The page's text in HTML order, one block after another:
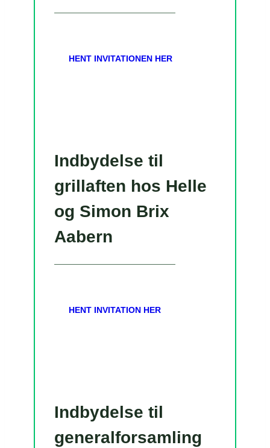
HENT INVITATIONEN HER
Indbydelse til
grillaften hos Helle
og Simon Brix
Aabern
HENT INVITATION HER
Indbydelse til
generalforsamling